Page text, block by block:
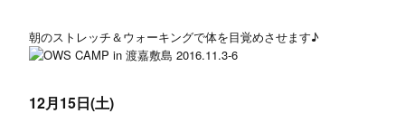
朝のストレッチ＆ウォーキングで体を目覚めさせます♪
12月15日(土)